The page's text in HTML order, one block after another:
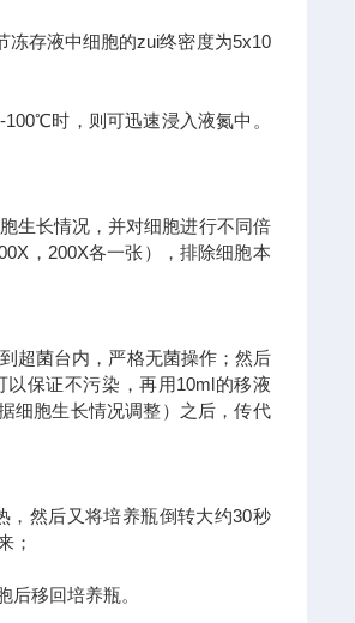
冻存液中细胞的zui终密度为5x10
时，则可迅速浸入液氮中。
生长情况，并对细胞进行不同倍
，200X各一张），排除细胞本
超菌台内，严格无菌操作；然后
保证不污染，再用10ml的移液
细胞生长情况调整）之后，传代
然后又将培养瓶倒转大约30秒
；
移回培养瓶。